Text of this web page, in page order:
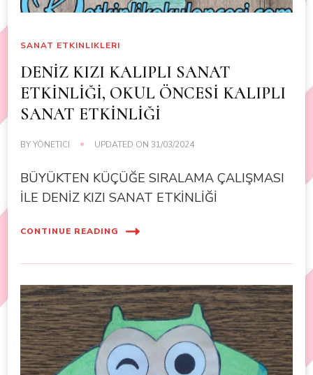
SANAT ETKINLIKLERI
DENİZ KIZI KALIPLI SANAT
ETKİNLİĞİ, OKUL ÖNCESİ KALIPLI
SANAT ETKİNLİĞİ
BYYÖNETICI UPDATED ON 31/03/2024
BÜYÜKTEN KÜÇÜĞE SIRALAMA ÇALIŞMASI
İLE DENİZ KIZI SANAT ETKİNLİĞİ
CONTINUE READING